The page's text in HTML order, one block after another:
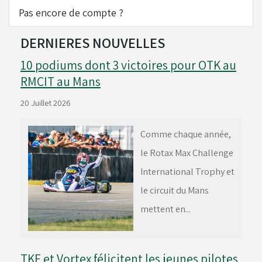
DERNIERES NOUVELLES
10 podiums dont 3 victoires pour OTK au
RMCIT au Mans
20 Juillet 2026
Comme chaque année,
le Rotax Max Challenge
International Trophy et
le circuit du Mans
mettent en...
TKF et Vortex félicitent les jeunes pilotes
Pas encore de compte ?
Réservoirs - Radiateurs
Sièges et Raidisseurs
Pièces détachées Rotax